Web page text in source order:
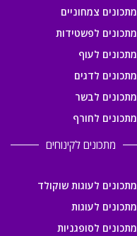
מתכונים צמחוניים
מתכונים לפשטידות
מתכונים לעוף
מתכונים לדגים
מתכונים לבשר
מתכונים לחורף
מתכונים לקינוחים
מתכונים לעוגות שוקולד
מתכונים לעוגות
מתכונים לסופגניות